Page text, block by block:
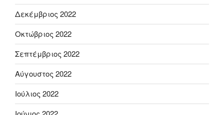
Δεκέμβριος 2022
Οκτώβριος 2022
Σεπτέμβριος 2022
Αύγουστος 2022
Ιούλιος 2022